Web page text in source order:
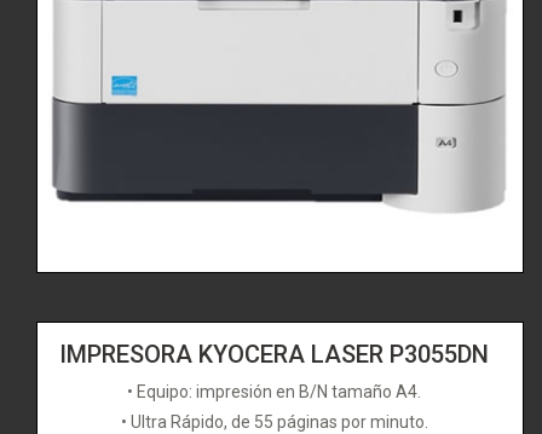
IMPRESORA KYOCERA LASER P3055DN
• Equipo: impresión en B/N tamaño A4.
• Ultra Rápido, de 55 páginas por minuto.